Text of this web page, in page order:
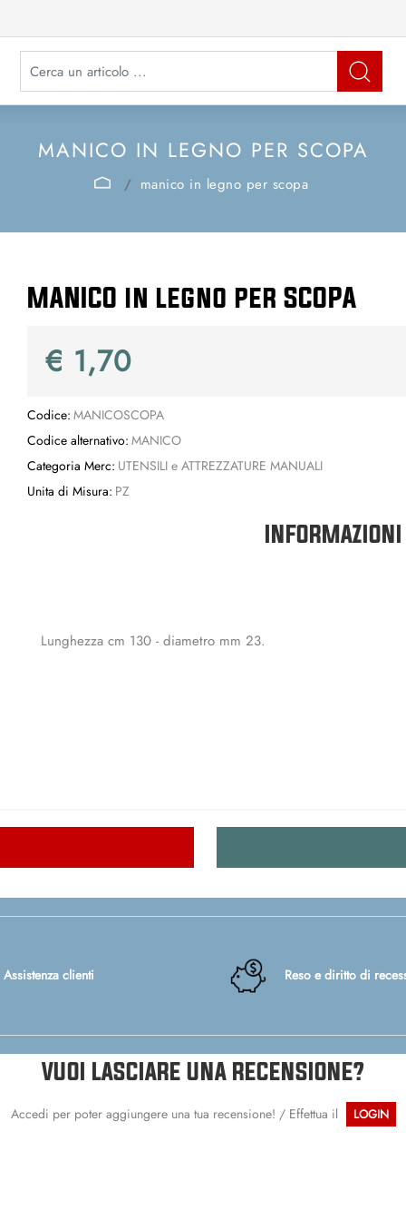
La modifica di un filtro aggiorna automaticamente gli altri filtri
MANICO IN LEGNO PER SCOPA
manico in legno per scopa
MANICO in legno per SCOPA
€ 1,70
Codice: MANICOSCOPA
Codice alternativo: MANICO
Categoria Merc: UTENSILI e ATTREZZATURE MANUALI
Unita di Misura: PZ
Lunghezza cm 130 - diametro mm 23.
Assistenza clienti Reso e diritto di
VUOI LASCIARE UNA RECENSIONE?
Accedi per poter aggiungere una tua recensione! / Effettua il LOGIN